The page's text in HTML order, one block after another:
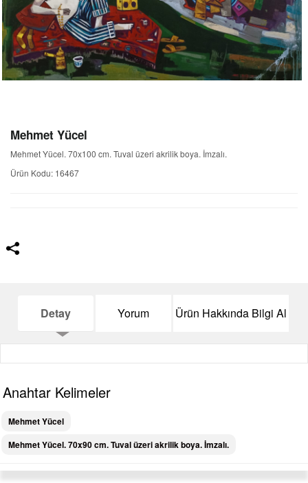
Mehmet Yücel
Mehmet Yücel. 70x100 cm. Tuval üzeri akrilik boya. İmzalı.
Ürün Kodu: 16467
Detay Yorum Ürün Hakkında Bilgi Al
Anahtar Kelimeler
Mehmet Yücel
Mehmet Yücel. 70x90 cm. Tuval üzeri akrilik boya. İmzalı.